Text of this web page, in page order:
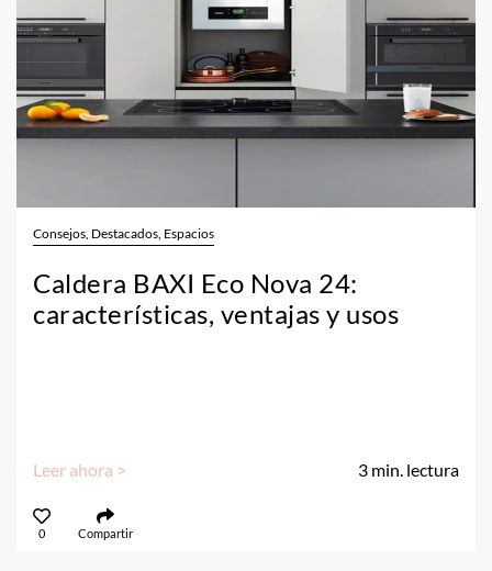
Consejos, Destacados, Espacios
Caldera BAXI Eco Nova 24:
características, ventajas y usos
Leer ahora > 3 min. lectura
0 Compartir